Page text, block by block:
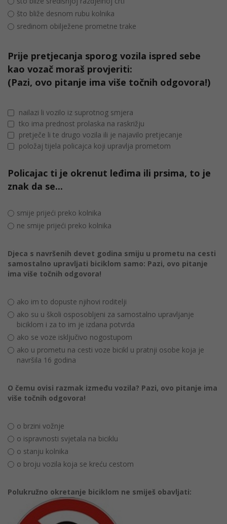
što bliže desnom rubu kolnika
sredinom obilježene prometne trake
Prije pretjecanja sporog vozila ispred sebe
kao vozač moraš provjeriti:
(Pazi, ovo pitanje ima više točnih odgovora!)
nailazi li vozilo iz suprotnog smjera
tko ima prednost prolaska na raskrižju
pretječe li te drugo vozila ili je najavilo pretjecanje
položaj tijela policajca koji upravlja prometom
Policajac ti je okrenut leđima ili prsima, to je
znak da se...
smije prijeći preko kolnika
ne smije prijeći preko kolnika
Djeca s navršenih devet godina smiju u prometu na cesti
samostalno upravljati biciklom samo: Pazi, ovo pitanje
ima više točnih odgovora!
ako im to dopuste njihovi roditelji
ako su u školi osposobljeni za samostalno upravljanje
biciklom i za to im je izdana potvrda
ako se voze isključivo nogostupom
ako u prometu na cesti voze bicikl u pratnji osobe koja je
navršila 16 godina
O čemu ovisi razmak između vozila? Pazi, ovo pitanje ima
više točnih odgovora!
o brzini vožnje
o ispravnosti svjetala na biciklu
o stanju kolnika
o broju vozila koja se kreću cestom
Polukružno okretanje biciklom ne smiješ obavljati: